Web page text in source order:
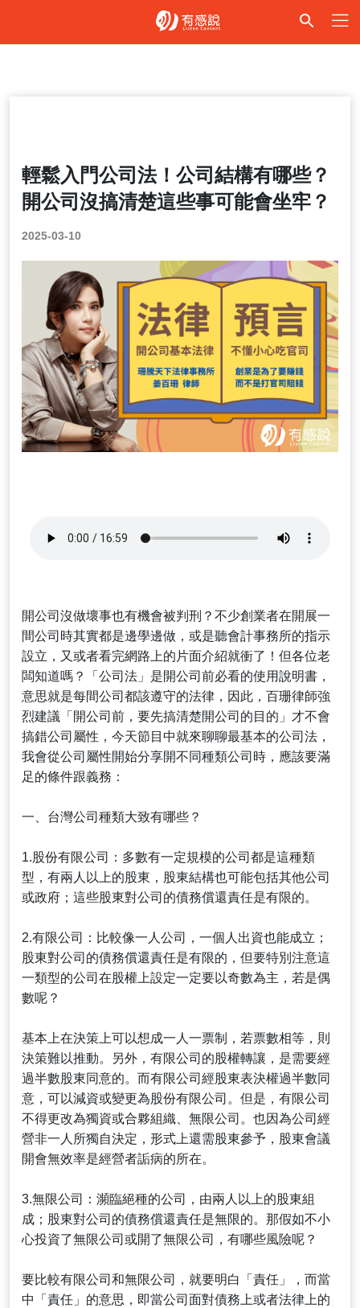
輕鬆入門公司法！公司結構有哪些？
開公司沒搞清楚這些事可能會坐牢？
2025-03-10
開公司沒做壞事也有機會被判刑？不少創業者在開展一
間公司時其實都是邊學邊做，或是聽會計事務所的指示
設立，又或者看完網路上的片面介紹就衝了！但各位老
闆知道嗎？「公司法」是開公司前必看的使用說明書，
意思就是每間公司都該遵守的法律，因此，百珊律師強
烈建議「開公司前，要先搞清楚開公司的目的」才不會
搞錯公司屬性，今天節目中就來聊聊最基本的公司法，
我會從公司屬性開始分享開不同種類公司時，應該要滿
足的條件跟義務：
一、台灣公司種類大致有哪些？
1.股份有限公司：多數有一定規模的公司都是這種類
型，有兩人以上的股東，股東結構也可能包括其他公司
或政府；這些股東對公司的債務償還責任是有限的。
2.有限公司：比較像一人公司，一個人出資也能成立；
股東對公司的債務償還責任是有限的，但要特別注意這
一類型的公司在股權上設定一定要以奇數為主，若是偶
數呢？
基本上在決策上可以想成一人一票制，若票數相等，則
決策難以推動。另外，有限公司的股權轉讓，是需要經
過半數股東同意的。而有限公司經股東表決權過半數同
意，可以減資或變更為股份有限公司。但是，有限公司
不得更改為獨資或合夥組織、無限公司。也因為公司經
營非一人所獨自決定，形式上還需股東參予，股東會議
開會無效率是經營者詬病的所在。
3.無限公司：瀕臨絕種的公司，由兩人以上的股東組
成；股東對公司的債務償還責任是無限的。那假如不小
心投資了無限公司或開了無限公司，有哪些風險呢？
要比較有限公司和無限公司，就要明白「責任」，而當
中「責任」的意思，即當公司面對債務上或者法律上的